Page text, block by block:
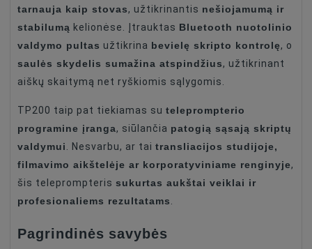
tarnauja kaip stovas, užtikrinantis nešiojamumą ir
stabilumą kelionėse. Įtrauktas Bluetooth nuotolinio
valdymo pultas užtikrina bevielę skripto kontrolę, o
saulės skydelis sumažina atspindžius, užtikrinant
aiškų skaitymą net ryškiomis sąlygomis.
TP200 taip pat tiekiamas su teleprompterio
programine įranga, siūlančia patogią sąsają skriptų
valdymui
. Nesvarbu, ar tai transliacijos studijoje,
filmavimo aikštelėje ar korporatyviniame renginyje,
šis teleprompteris sukurtas aukštai veiklai ir
profesionaliems rezultatams
Pagrindinės savybės